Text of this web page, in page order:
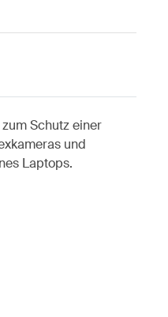
Schutz einer
und
Laptops.